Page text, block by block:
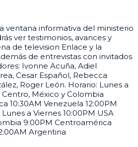
ventana informativa del ministerio
ver testimonios, avances y
de television Enlace y la
de entrevistas con invitados
Ivonne Acuña, Adiel
Cesar Español, Rebecca
Roger León. Horario: Lunes a
Centro, México y Colombia
10:30AM Venezuela 12:00PM
a Viernes 10:00PM USA
9:00PM Centroamérica
Argentina